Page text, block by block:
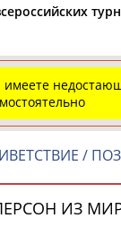
Юлия
Каримжан
АБДРАХМАНОВ
/
ИЗ